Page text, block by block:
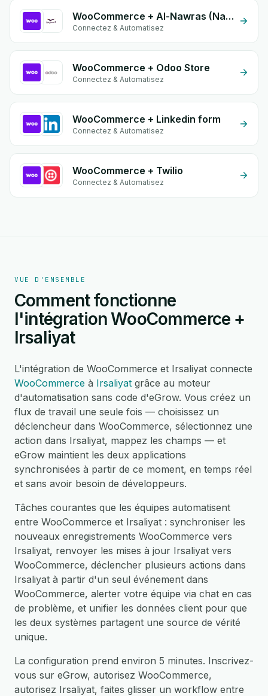
WooCommerce + Al-Nawras (Nawris)
Connectez & Automatisez
WooCommerce + Odoo Store
Connectez & Automatisez
WooCommerce + Linkedin form
Connectez & Automatisez
WooCommerce + Twilio
Connectez & Automatisez
VUE D'ENSEMBLE
Comment fonctionne
l'intégration WooCommerce +
Irsaliyat
L'intégration de WooCommerce et Irsaliyat connecte
WooCommerce à Irsaliyat grâce au moteur
d'automatisation sans code d'eGrow. Vous créez un
flux de travail une seule fois — choisissez un
déclencheur dans WooCommerce, sélectionnez une
action dans Irsaliyat, mappez les champs — et
eGrow maintient les deux applications
synchronisées à partir de ce moment, en temps réel
et sans avoir besoin de développeurs.
Tâches courantes que les équipes automatisent
entre WooCommerce et Irsaliyat : synchroniser les
nouveaux enregistrements WooCommerce vers
Irsaliyat, renvoyer les mises à jour Irsaliyat vers
WooCommerce, déclencher plusieurs actions dans
Irsaliyat à partir d'un seul événement dans
WooCommerce, alerter votre équipe via chat en cas
de problème, et unifier les données client pour que
les deux systèmes partagent une source de vérité
unique.
La configuration prend environ 5 minutes. Inscrivez-
vous sur eGrow, autorisez WooCommerce,
autorisez Irsaliyat, faites glisser un workflow entre